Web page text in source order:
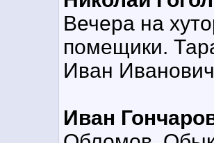
Вечера на
помещики.
Иван
Иван